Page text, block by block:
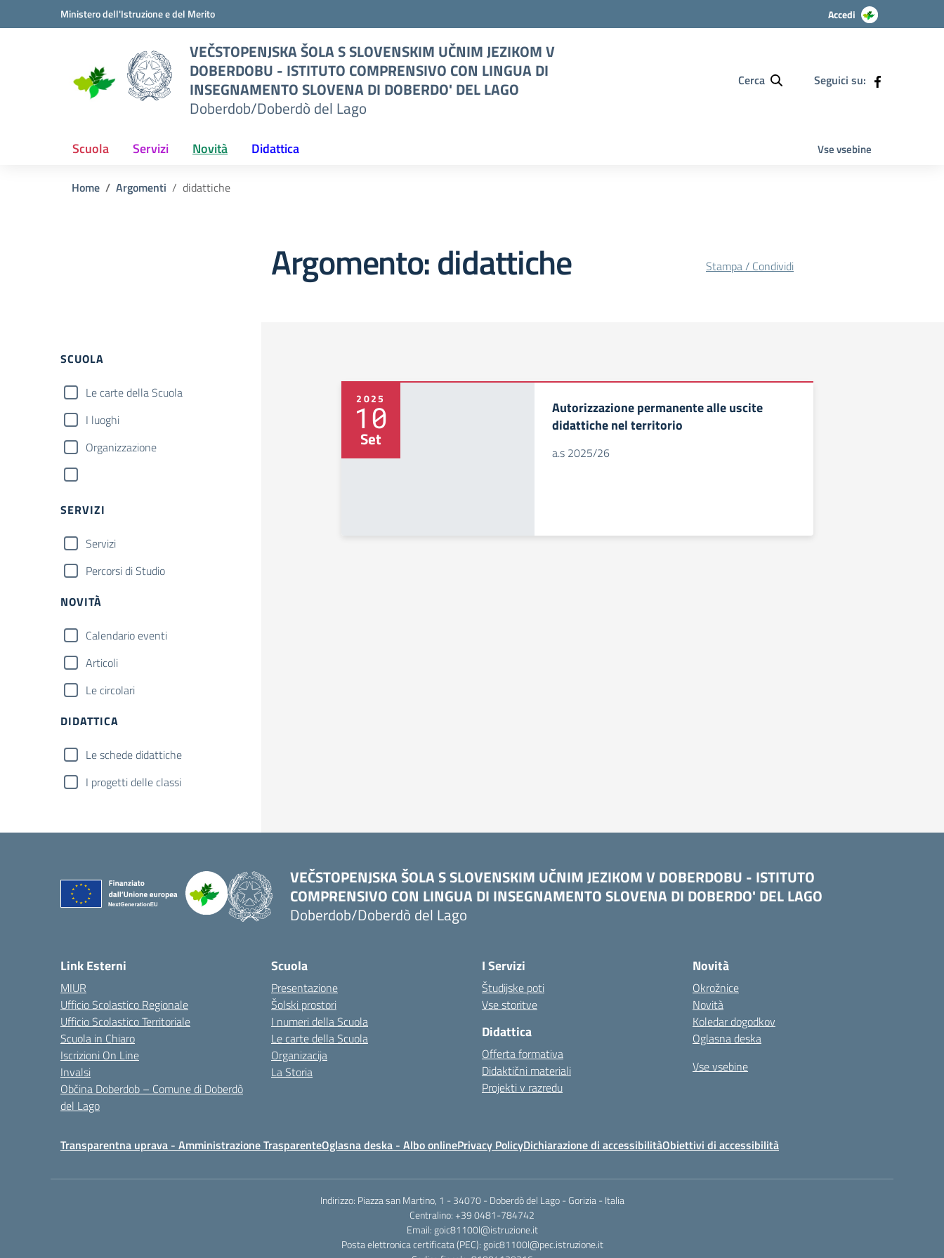
Vai ai contenuti
Vai al menu di navigazioneMinistero dell'Istruzione e del Merito Accedi
VEČSTOPENJSKA ŠOLA S SLOVENSKIM UČNIM JEZIKOM V
DOBERDOBU - ISTITUTO COMPRENSIVO CON LINGUA DI
INSEGNAMENTO SLOVENA DI DOBERDO' DEL LAGO
Doberdob/Doberdò del Lago
Cerca Seguici su:
Scuola Servizi Novità Didattica Vse vsebine
Home Argomenti didattiche
Argomento: didattiche Stampa / Condividi
SCUOLA
Le carte della Scuola
I luoghi
Organizzazione
SERVIZI
Servizi
Percorsi di Studio
NOVITÀ
Calendario eventi
Articoli
Le circolari
DIDATTICA
Le schede didattiche
I progetti delle classi
2025
10
Set
Autorizzazione permanente alle uscite
didattiche nel territorio
a.s 2025/26
VEČSTOPENJSKA ŠOLA S SLOVENSKIM UČNIM JEZIKOM V DOBERDOBU - ISTITUTO
COMPRENSIVO CON LINGUA DI INSEGNAMENTO SLOVENA DI DOBERDO' DEL LAGO
Doberdob/Doberdò del Lago
Link Esterni
MIUR
Ufficio Scolastico Regionale
Ufficio Scolastico Territoriale
Scuola in Chiaro
Iscrizioni On Line
Invalsi
Občina Doberdob – Comune di Doberdò
del Lago
Scuola
Presentazione
Šolski prostori
I numeri della Scuola
Le carte della Scuola
Organizacija
La Storia
I Servizi
Študijske poti
Vse storitve
Didattica
Offerta formativa
Didaktični materiali
Projekti v razredu
Novità
Okrožnice
Novità
Koledar dogodkov
Oglasna deska
Vse vsebine
Transparentna uprava - Amministrazione TrasparenteOglasna deska - Albo onlinePrivacy PolicyDichiarazione di accessibilitàObiettivi di accessibilità
Indirizzo: Piazza san Martino, 1 - 34070 - Doberdò del Lago - Gorizia - Italia
Centralino: +39 0481-784742
Email: goic81100l@istruzione.it
Posta elettronica certificata (PEC): goic81100l@pec.istruzione.it